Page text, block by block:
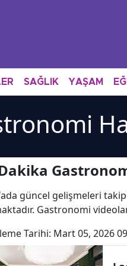
SAĞLIK YAŞAM
güncel gelişmeleri
Gastronomi
Tarihi: Mart 05, 2026